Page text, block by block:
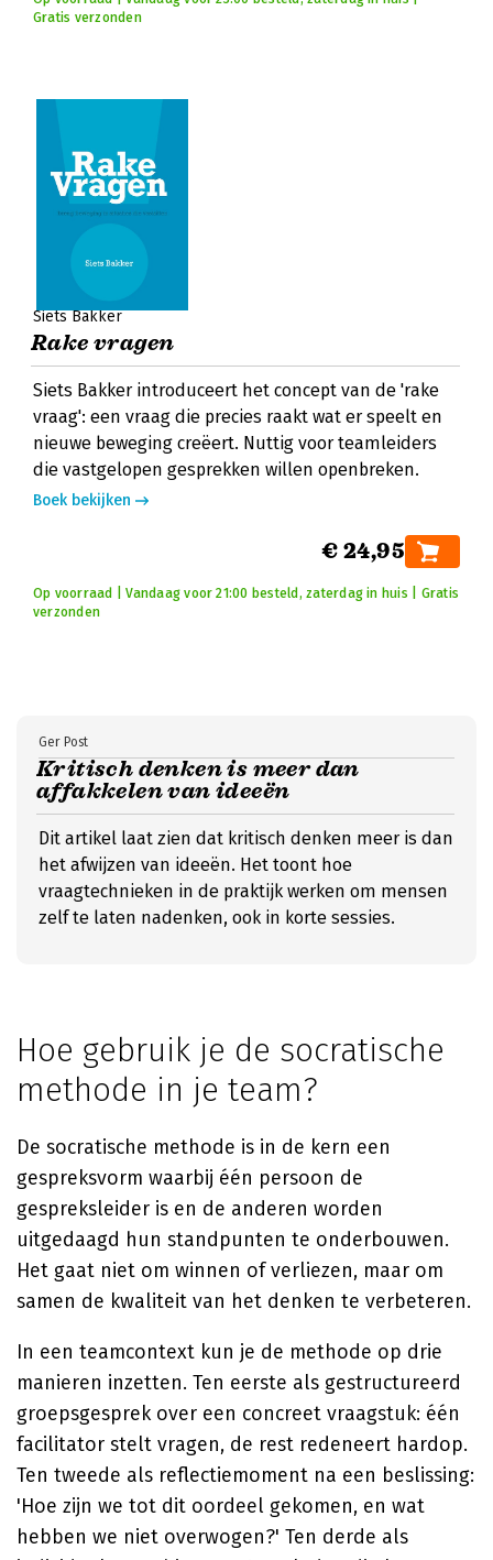
Gratis verzonden
Siets Bakker
Rake vragen
Siets Bakker introduceert het concept van de 'rake
vraag': een vraag die precies raakt wat er speelt en
nieuwe beweging creëert. Nuttig voor teamleiders
die vastgelopen gesprekken willen openbreken.
Boek bekijken
€ 24,95
Op voorraad | Vandaag voor 21:00 besteld, zaterdag in huis | Gratis
verzonden
Kritisch denken is meer dan
affakkelen van ideeën
Ger Post
Dit artikel laat zien dat kritisch denken meer is dan
het afwijzen van ideeën. Het toont hoe
vraagtechnieken in de praktijk werken om mensen
zelf te laten nadenken, ook in korte sessies.
Hoe gebruik je de socratische
methode in je team?
De socratische methode is in de kern een
gespreksvorm waarbij één persoon de
gespreksleider is en de anderen worden
uitgedaagd hun standpunten te onderbouwen.
Het gaat niet om winnen of verliezen, maar om
samen de kwaliteit van het denken te verbeteren.
In een teamcontext kun je de methode op drie
manieren inzetten. Ten eerste als gestructureerd
groepsgesprek over een concreet vraagstuk: één
facilitator stelt vragen, de rest redeneert hardop.
Ten tweede als reflectiemoment na een beslissing:
'Hoe zijn we tot dit oordeel gekomen, en wat
hebben we niet overwogen?' Ten derde als